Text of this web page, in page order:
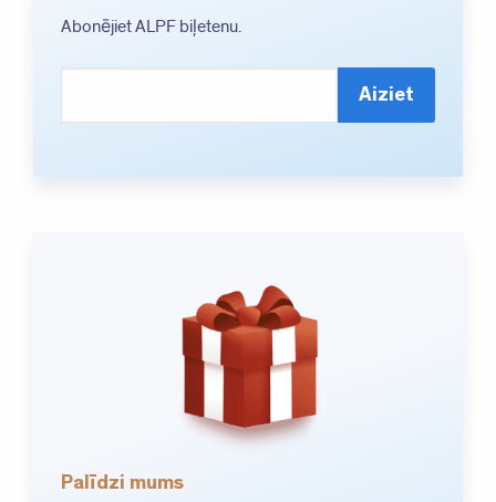
Abonējiet ALPF biļetenu.
Palīdzi mums